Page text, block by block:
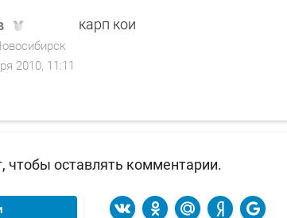
2010, 11:11
карп кои
чтобы оставлять комментарии.